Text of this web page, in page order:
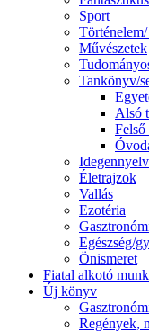
Sport
Művészetek
Tankönyv/
Alsó
Felső
Idegennyelv
Életrajzok
Vallás
Ezotéria
Egészség/
Önismeret
Fiatal alkotó
Új könyv
Regények,